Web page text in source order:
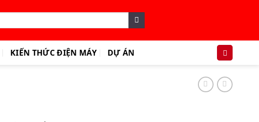
KIẾN THỨC ĐIỆN MÁY DỰ ÁN